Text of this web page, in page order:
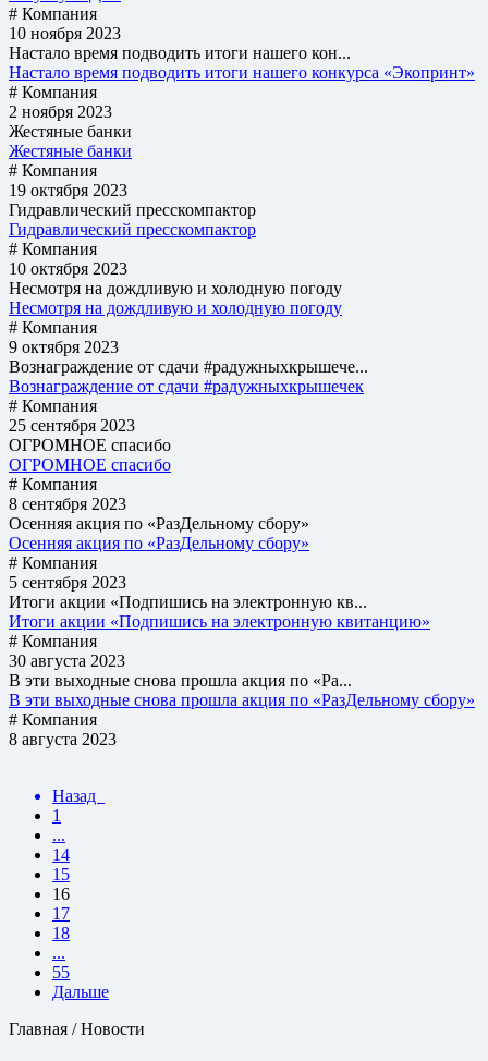
# Компания
10 ноября 2023
Настало время подводить итоги нашего кон...
Настало время подводить итоги нашего конкурса «Экопринт»
# Компания
2 ноября 2023
Жестяные банки
Жестяные банки
# Компания
19 октября 2023
Гидравлический пресскомпактор
Гидравлический пресскомпактор
# Компания
10 октября 2023
Несмотря на дождливую и холодную погоду
Несмотря на дождливую и холодную погоду
# Компания
9 октября 2023
Вознаграждение от сдачи #радужныхкрышече...
Вознаграждение от сдачи #радужныхкрышечек
# Компания
25 сентября 2023
ОГРОМНОЕ спасибо
ОГРОМНОЕ спасибо
# Компания
8 сентября 2023
Осенняя акция по «РазДельному сбору»
Осенняя акция по «РазДельному сбору»
# Компания
5 сентября 2023
Итоги акции «Подпишись на электронную кв...
Итоги акции «Подпишись на электронную квитанцию»
# Компания
30 августа 2023
В эти выходные снова прошла акция по «Ра...
В эти выходные снова прошла акция по «РазДельному сбору»
# Компания
8 августа 2023
Назад
1
...
14
15
16
17
18
...
55
Дальше
Главная / Новости